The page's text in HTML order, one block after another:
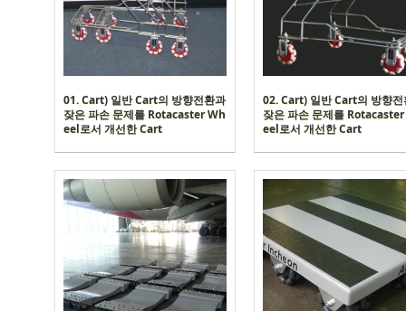
01. Cart) 일반 Cart의 방향전환과
잦은 파손 문제를 Rotacaster Wh
eel로서 개선한 Cart
02. Cart) 일반 Cart의 방향전
잦은 파손 문제를
eel로서 개선한 Cart